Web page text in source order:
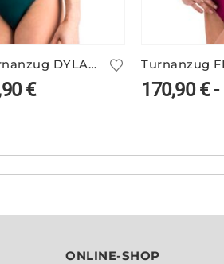
Bedruckter Turnanzug DYLA/3 ohne Arm
€ 170,90€-
ONLINE-SHOP